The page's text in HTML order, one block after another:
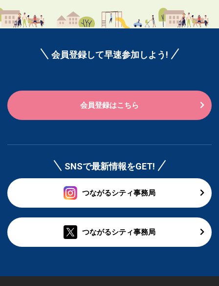
会員登録して早速参加しよう!
会員登録はこちら
SNSで最新情報をGET!
つながるシティ事務局
つながるシティ事務局